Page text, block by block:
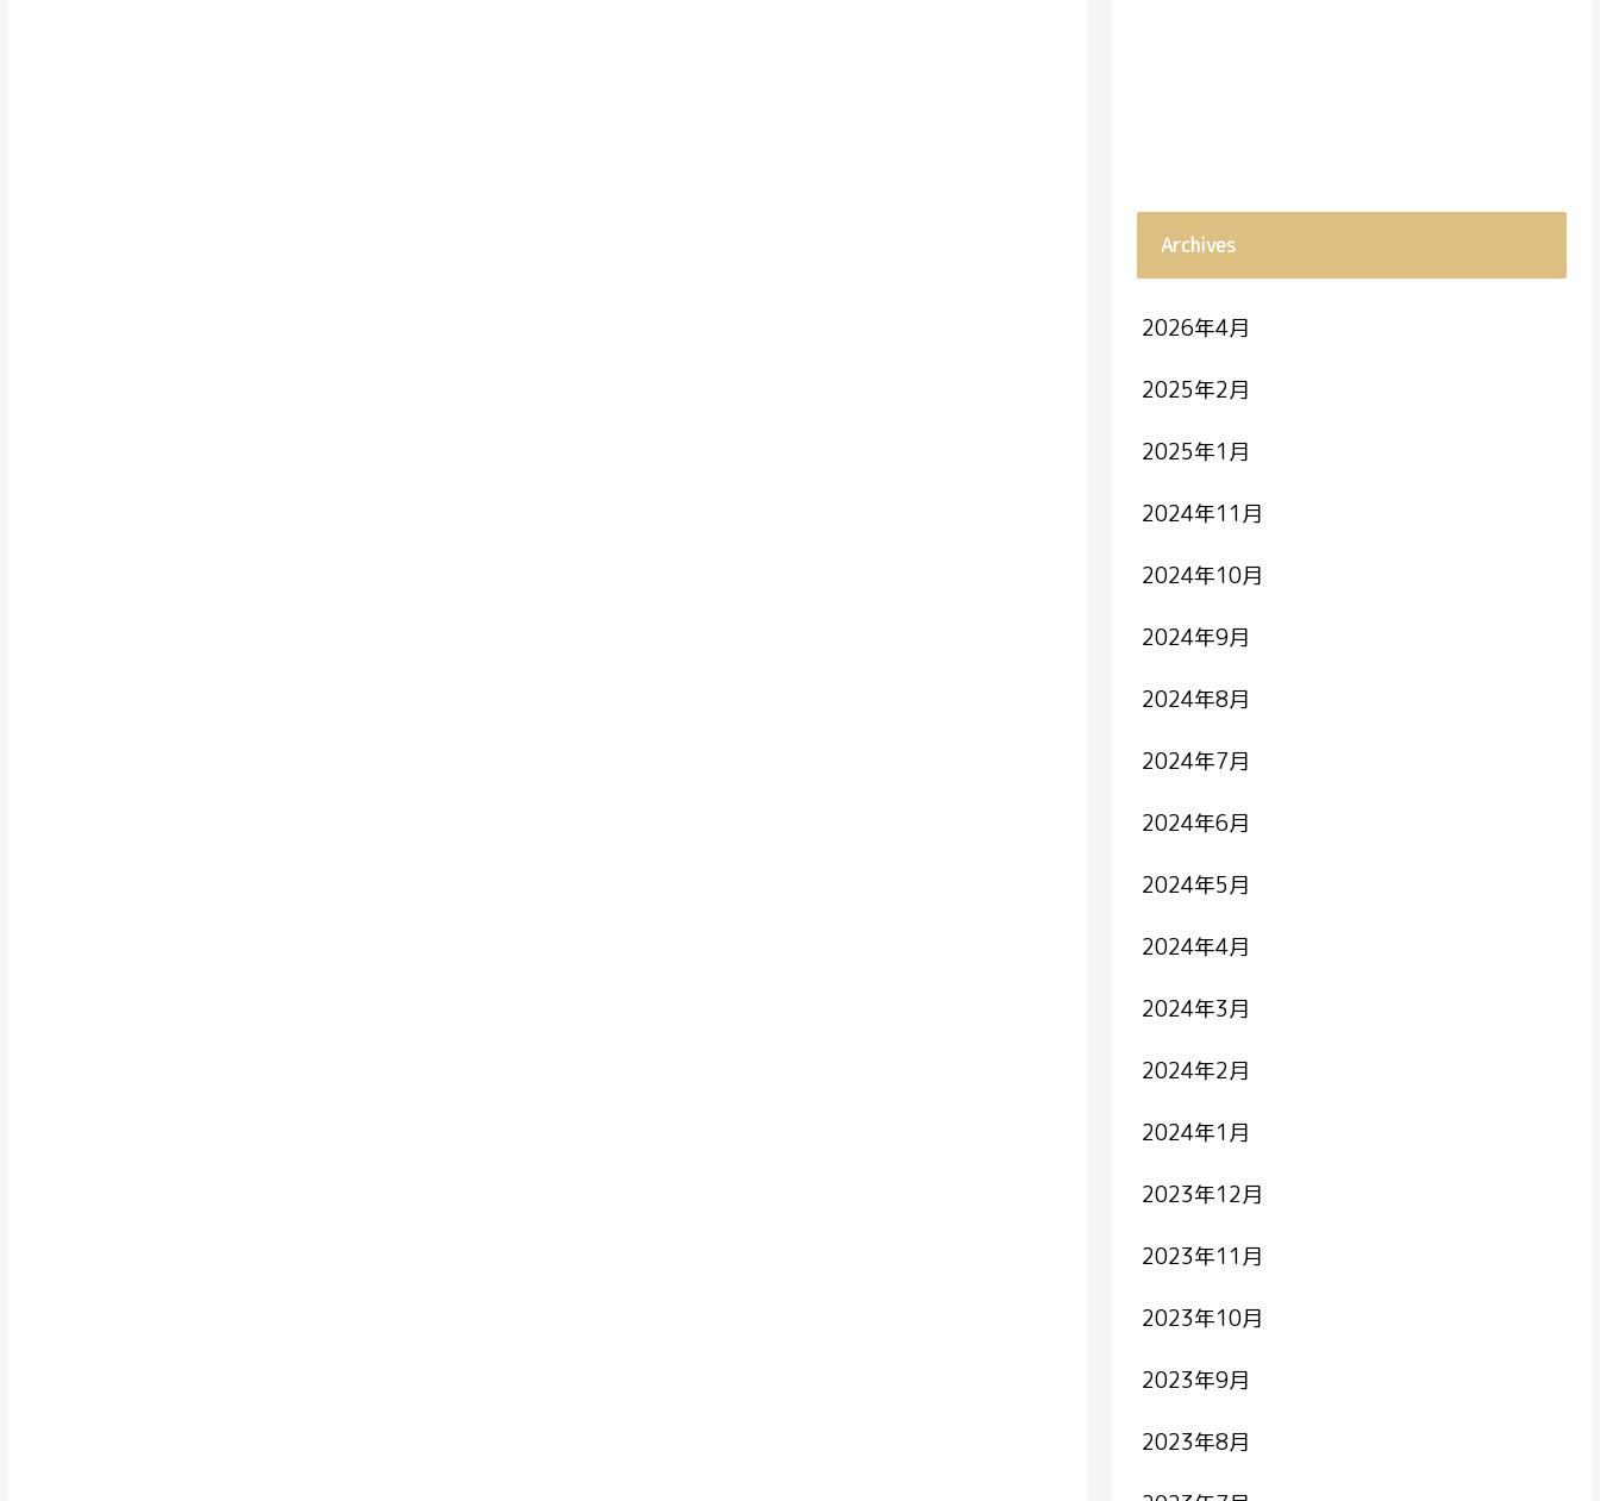
Archives
2026年4月
2025年2月
2025年1月
2024年11月
2024年10月
2024年9月
2024年8月
2024年7月
2024年6月
2024年5月
2024年4月
2024年3月
2024年2月
2024年1月
2023年12月
2023年11月
2023年10月
2023年9月
2023年8月